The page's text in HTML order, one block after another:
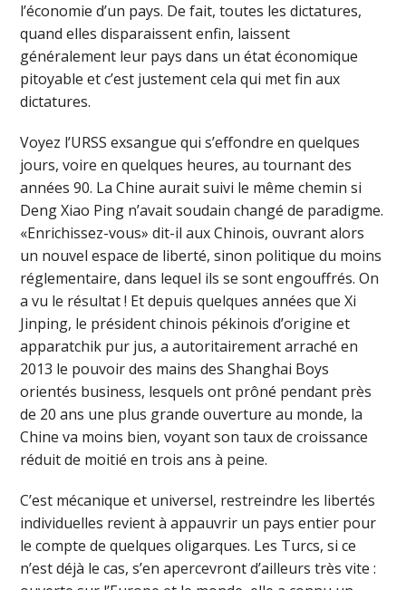
l’économie d’un pays. De fait, toutes les dictatures,
quand elles disparaissent enfin, laissent
généralement leur pays dans un état économique
pitoyable et c’est justement cela qui met fin aux
dictatures.
Voyez l’URSS exsangue qui s’effondre en quelques
jours, voire en quelques heures, au tournant des
années 90. La Chine aurait suivi le même chemin si
Deng Xiao Ping n’avait soudain changé de paradigme.
«Enrichissez-vous» dit-il aux Chinois, ouvrant alors
un nouvel espace de liberté, sinon politique du moins
réglementaire, dans lequel ils se sont engouffrés. On
a vu le résultat ! Et depuis quelques années que Xi
Jinping, le président chinois pékinois d’origine et
apparatchik pur jus, a autoritairement arraché en
2013 le pouvoir des mains des Shanghai Boys
orientés business, lesquels ont prôné pendant près
de 20 ans une plus grande ouverture au monde, la
Chine va moins bien, voyant son taux de croissance
réduit de moitié en trois ans à peine.
C’est mécanique et universel, restreindre les libertés
individuelles revient à appauvrir un pays entier pour
le compte de quelques oligarques. Les Turcs, si ce
n’est déjà le cas, s’en apercevront d’ailleurs très vite :